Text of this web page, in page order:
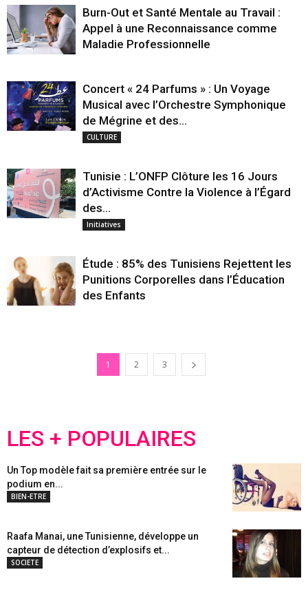
Burn-Out et Santé Mentale au Travail :
Appel à une Reconnaissance comme
Maladie Professionnelle
Concert « 24 Parfums » : Un Voyage
Musical avec l’Orchestre Symphonique
de Mégrine et des...
CULTURE
Tunisie : L’ONFP Clôture les 16 Jours
d’Activisme Contre la Violence à l’Égard
des...
Initiatives
Étude : 85% des Tunisiens Rejettent les
Punitions Corporelles dans l’Éducation
des Enfants
1 2 3
LES + POPULAIRES
Un Top modèle fait sa première entrée sur le
podium en...
BIEN-ETRE
Raafa Manai, une Tunisienne, développe un
capteur de détection d’explosifs et...
SOCIETE